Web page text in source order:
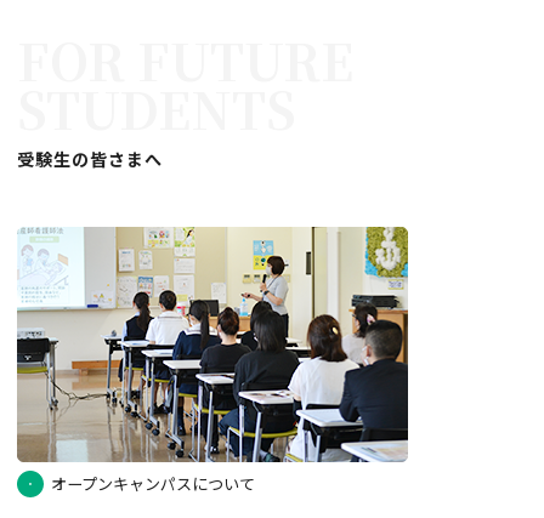
受験生の皆さまへ
オープンキャンパスについて